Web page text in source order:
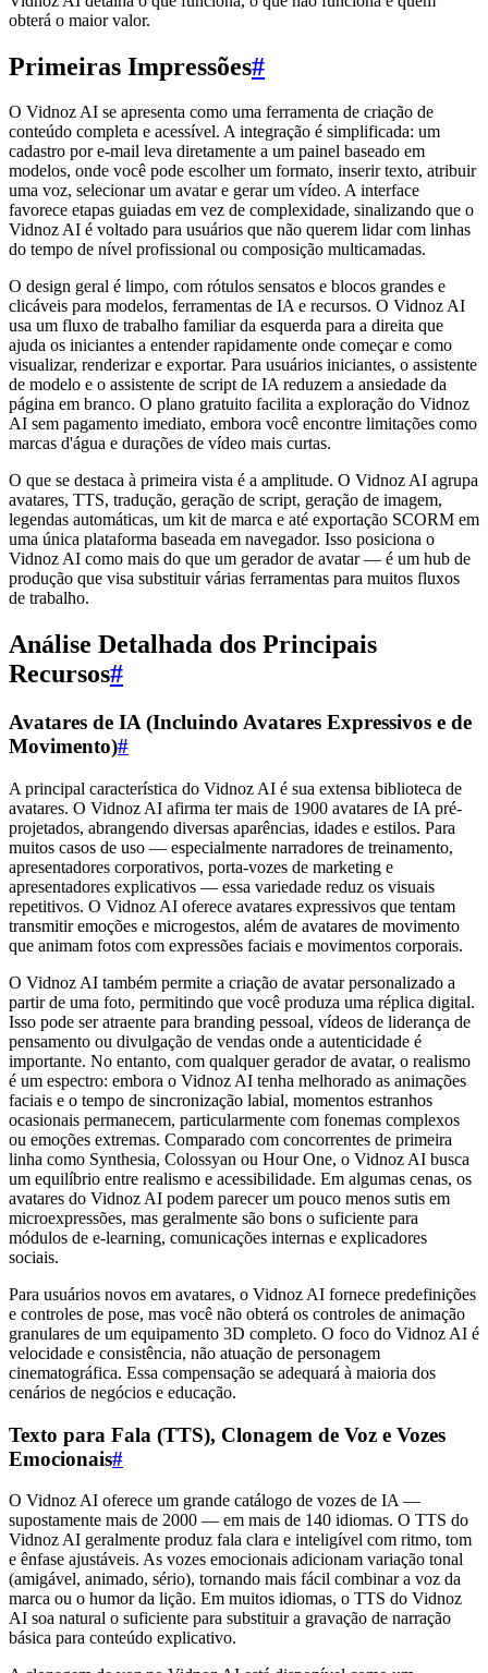
obterá o maior valor.
Primeiras Impressões#
O Vidnoz AI se apresenta como uma ferramenta de criação de
conteúdo completa e acessível. A integração é simplificada: um
cadastro por e-mail leva diretamente a um painel baseado em
modelos, onde você pode escolher um formato, inserir texto, atribuir
uma voz, selecionar um avatar e gerar um vídeo. A interface
favorece etapas guiadas em vez de complexidade, sinalizando que o
Vidnoz AI é voltado para usuários que não querem lidar com linhas
do tempo de nível profissional ou composição multicamadas.
O design geral é limpo, com rótulos sensatos e blocos grandes e
clicáveis para modelos, ferramentas de IA e recursos. O Vidnoz AI
usa um fluxo de trabalho familiar da esquerda para a direita que
ajuda os iniciantes a entender rapidamente onde começar e como
visualizar, renderizar e exportar. Para usuários iniciantes, o assistente
de modelo e o assistente de script de IA reduzem a ansiedade da
página em branco. O plano gratuito facilita a exploração do Vidnoz
AI sem pagamento imediato, embora você encontre limitações como
marcas d'água e durações de vídeo mais curtas.
O que se destaca à primeira vista é a amplitude. O Vidnoz AI agrupa
avatares, TTS, tradução, geração de script, geração de imagem,
legendas automáticas, um kit de marca e até exportação SCORM em
uma única plataforma baseada em navegador. Isso posiciona o
Vidnoz AI como mais do que um gerador de avatar — é um hub de
produção que visa substituir várias ferramentas para muitos fluxos
de trabalho.
Análise Detalhada dos Principais
Recursos#
Avatares de IA (Incluindo Avatares Expressivos e de
Movimento)#
A principal característica do Vidnoz AI é sua extensa biblioteca de
avatares. O Vidnoz AI afirma ter mais de 1900 avatares de IA pré-
projetados, abrangendo diversas aparências, idades e estilos. Para
muitos casos de uso — especialmente narradores de treinamento,
apresentadores corporativos, porta-vozes de marketing e
apresentadores explicativos — essa variedade reduz os visuais
repetitivos. O Vidnoz AI oferece avatares expressivos que tentam
transmitir emoções e microgestos, além de avatares de movimento
que animam fotos com expressões faciais e movimentos corporais.
O Vidnoz AI também permite a criação de avatar personalizado a
partir de uma foto, permitindo que você produza uma réplica digital.
Isso pode ser atraente para branding pessoal, vídeos de liderança de
pensamento ou divulgação de vendas onde a autenticidade é
importante. No entanto, com qualquer gerador de avatar, o realismo
é um espectro: embora o Vidnoz AI tenha melhorado as animações
faciais e o tempo de sincronização labial, momentos estranhos
ocasionais permanecem, particularmente com fonemas complexos
ou emoções extremas. Comparado com concorrentes de primeira
linha como Synthesia, Colossyan ou Hour One, o Vidnoz AI busca
um equilíbrio entre realismo e acessibilidade. Em algumas cenas, os
avatares do Vidnoz AI podem parecer um pouco menos sutis em
microexpressões, mas geralmente são bons o suficiente para
módulos de e-learning, comunicações internas e explicadores
sociais.
Para usuários novos em avatares, o Vidnoz AI fornece predefinições
e controles de pose, mas você não obterá os controles de animação
granulares de um equipamento 3D completo. O foco do Vidnoz AI é
velocidade e consistência, não atuação de personagem
cinematográfica. Essa compensação se adequará à maioria dos
cenários de negócios e educação.
Texto para Fala (TTS), Clonagem de Voz e Vozes
Emocionais#
O Vidnoz AI oferece um grande catálogo de vozes de IA —
supostamente mais de 2000 — em mais de 140 idiomas. O TTS do
Vidnoz AI geralmente produz fala clara e inteligível com ritmo, tom
e ênfase ajustáveis. As vozes emocionais adicionam variação tonal
(amigável, animado, sério), tornando mais fácil combinar a voz da
marca ou o humor da lição. Em muitos idiomas, o TTS do Vidnoz
AI soa natural o suficiente para substituir a gravação de narração
básica para conteúdo explicativo.